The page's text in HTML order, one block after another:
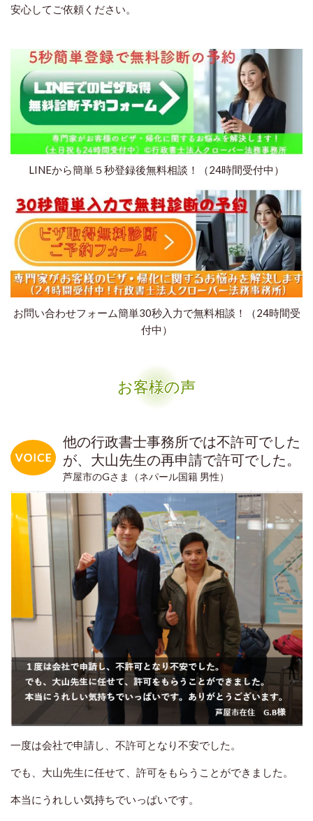
安心してご依頼ください。
LINEから簡単５秒登録後無料相談！（24時間受付中）
お問い合わせフォーム簡単30秒入力で無料相談！（24時間受
付中）
お客様の声
他の行政書士事務所では不許可でした
が、大山先生の再申請で許可でした。
芦屋市のGさま（ネパール国籍 男性）
一度は会社で申請し、不許可となり不安でした。
でも、大山先生に任せて、許可をもらうことができました。
本当にうれしい気持ちでいっぱいです。